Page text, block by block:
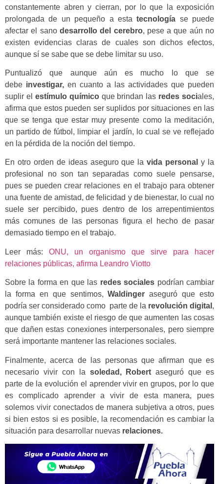
constantemente abren y cierran, por lo que la exposición
prolongada de un pequeño a estatecnología se puede
afectar el sano desarrollo del cerebro, pese a que aún no
existen evidencias claras de cuales son dichos efectos,
aunque sí se sabe que se debe limitar su uso.
Puntualizó que aunque aún es mucho lo que se
debe investigar, en cuanto a las actividades que pueden
suplir el estímulo químicoque brindan las redes sociales,
afirma que estos pueden ser suplidos por situaciones en las
que se tenga que estar muy presente como la meditación,
un partido de fútbol, limpiar el jardín, lo cual se ve reflejado
en la pérdida de la noción del tiempo.
En otro orden de ideas aseguro que lavida personal y la
profesional no son tan separadas como suele pensarse,
pues se pueden crear relaciones en el trabajo para obtener
una fuente de amistad, de felicidad y de bienestar, lo cual no
suele ser percibido, pues dentro de los arrepentimientos
más comunes de las personas figura el hecho de pasar
demasiado tiempo en el trabajo.
Leer más: ONU, un organismo que sirve para hacer
relaciones públicas, afirma Leandro Viotto
Sobre la forma en que las redes sociales podrían cambiar
la forma en que sentimos,Waldinger aseguró que esto
podría ser considerado como parte de la revolución digital ,
aunque también existe el riesgo de que aumenten las cosas
que dañen estas conexiones interpersonales, pero siempre
será importante mantener las relaciones sociales.
Finalmente, acerca de las personas que afirman que es
necesario vivir con la soledad, Robert aseguró que es
parte de la evolución el aprender vivir en grupos, por lo que
es complicado aprender a vivir de esta manera, pues
solemos vivir conectados de manera subjetiva a otros, pues
si bien estos si es posible, la recomendación es cambiar la
situación para desarrollar nuevas relaciones.